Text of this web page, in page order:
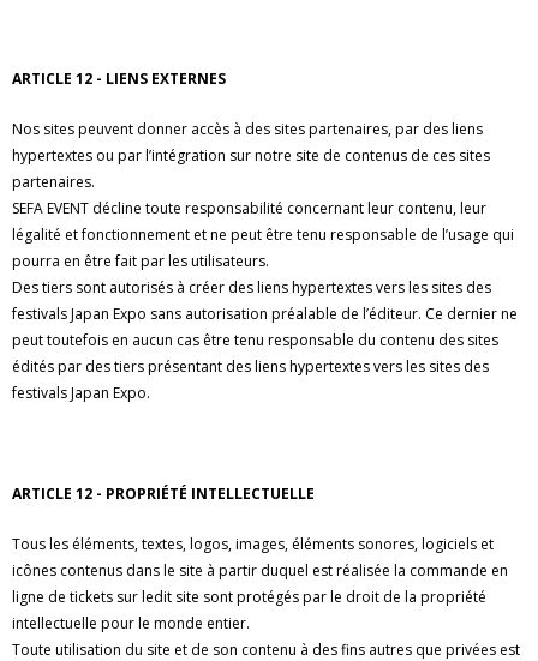
ARTICLE 12 - LIENS EXTERNES
Nos sites peuvent donner accès à des sites partenaires, par des liens
hypertextes ou par l’intégration sur notre site de contenus de ces sites
partenaires.
SEFA EVENT décline toute responsabilité concernant leur contenu, leur
légalité et fonctionnement et ne peut être tenu responsable de l’usage qui
pourra en être fait par les utilisateurs.
Des tiers sont autorisés à créer des liens hypertextes vers les sites des
festivals Japan Expo sans autorisation préalable de l’éditeur. Ce dernier ne
peut toutefois en aucun cas être tenu responsable du contenu des sites
édités par des tiers présentant des liens hypertextes vers les sites des
festivals Japan Expo.
ARTICLE 12 - PROPRIÉTÉ INTELLECTUELLE
Tous les éléments, textes, logos, images, éléments sonores, logiciels et
icônes contenus dans le site à partir duquel est réalisée la commande en
ligne de tickets sur ledit site sont protégés par le droit de la propriété
intellectuelle pour le monde entier.
Toute utilisation du site et de son contenu à des fins autres que privées est